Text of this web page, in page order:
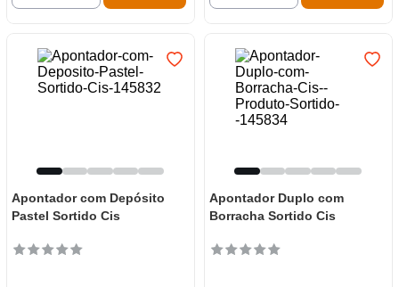
Apontador com Depósito
Pastel Sortido Cis
Apontador Duplo com
Borracha Sortido Cis